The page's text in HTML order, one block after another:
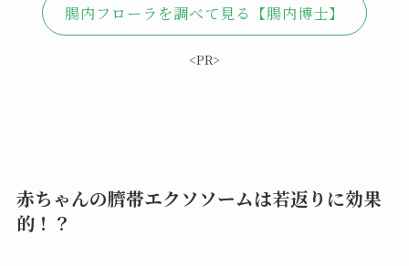
腸内フローラを調べて見る【腸内博士】
<PR>
赤ちゃんの臍帯エクソソームは若返りに効果
的！？